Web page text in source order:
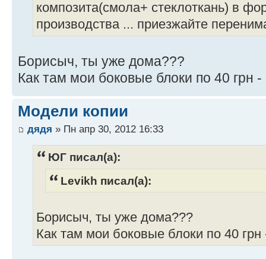
композита(смола+ стеклоткань) в
производства ... приезжайте
Борисыч, ты уже дома???
Как там мои боковые блоки по 40 грн
Модели копии
дядя » Пн апр 30, 2012 16:33
ЮГ писал(а):
Levikh писал(а):
Борисыч, ты уже дома???
Как там мои боковые блоки по 40